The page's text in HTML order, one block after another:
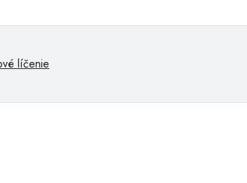
líčenie